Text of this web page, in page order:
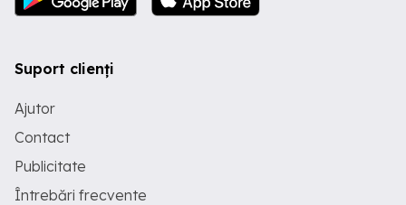
Suport clienți
Ajutor
Contact
Publicitate
Întrebări frecvente